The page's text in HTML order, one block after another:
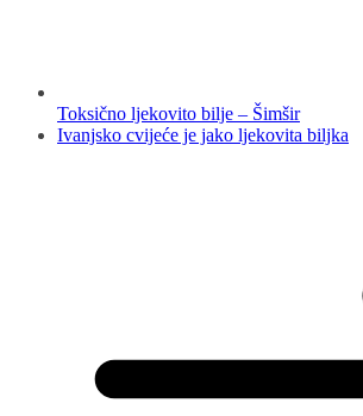
Toksično ljekovito bilje – Šimšir
Ivanjsko cvijeće je jako ljekovita biljka